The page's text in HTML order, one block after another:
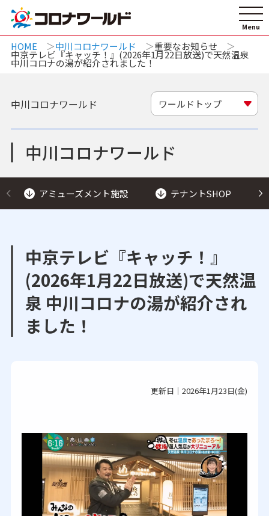
HOME 中川コロナワールド 重要なお知らせ
中京テレビ『キャッチ！』(2026年1月22日放送)で天然温泉
中川コロナの湯が紹介されました！
中川コロナワールド
中川コロナワールド ワールドトップ
アミューズメント施設 テナントSHOP
中京テレビ『キャッチ！』
(2026年1月22日放送)で天然温
泉 中川コロナの湯が紹介され
ました！
更新日｜2026年1月23日(金)